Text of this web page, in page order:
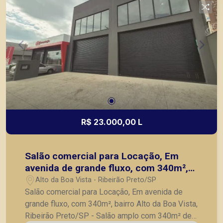
R$ 23.000,00 L
Salão comercial para Locação, Em
avenida de grande fluxo, com 340m²,
bairro Alto da Boa Vista, Ribeirão
Preto/SP
Alto da Boa Vista - Ribeirão Preto/SP
Salão comercial para Locação, Em avenida de
grande fluxo, com 340m², bairro Alto da Boa Vista,
Ribeirão Preto/SP - Salão amplo com 340m² de